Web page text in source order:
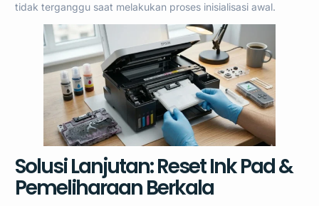
tidak terganggu saat melakukan proses inisialisasi awal.
Solusi Lanjutan: Reset Ink Pad &
Pemeliharaan Berkala